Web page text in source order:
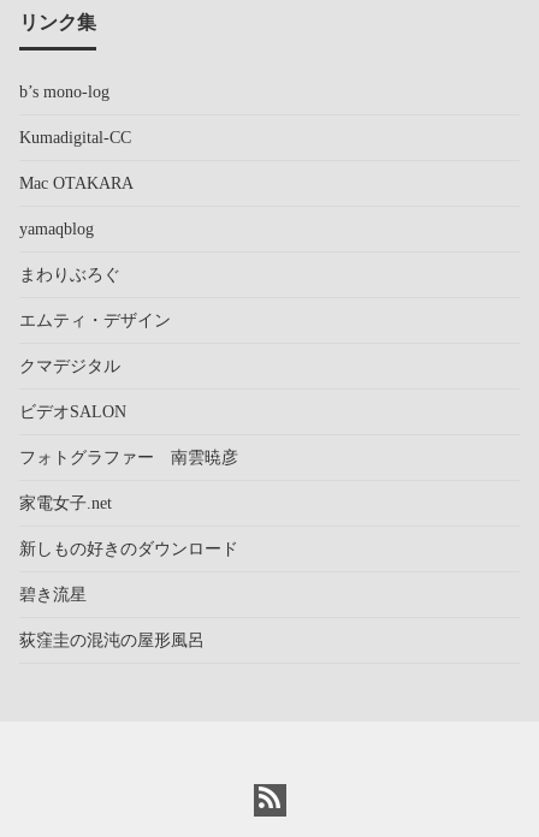
リンク集
b’s mono-log
Kumadigital-CC
Mac OTAKARA
yamaqblog
まわりぶろぐ
エムティ・デザイン
クマデジタル
ビデオSALON
フォトグラファー 南雲暁彦
家電女子.net
新しもの好きのダウンロード
碧き流星
荻窪圭の混沌の屋形風呂